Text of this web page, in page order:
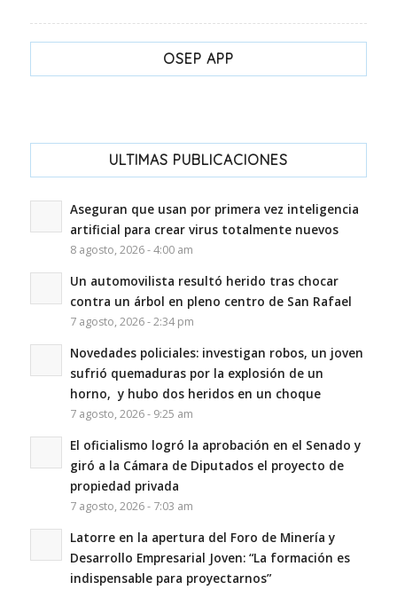
OSEP APP
ULTIMAS PUBLICACIONES
Aseguran que usan por primera vez inteligencia
artificial para crear virus totalmente nuevos
8 agosto, 2026 - 4:00 am
Un automovilista resultó herido tras chocar
contra un árbol en pleno centro de San Rafael
7 agosto, 2026 - 2:34 pm
Novedades policiales: investigan robos, un joven
sufrió quemaduras por la explosión de un
horno, y hubo dos heridos en un choque
7 agosto, 2026 - 9:25 am
El oficialismo logró la aprobación en el Senado y
giró a la Cámara de Diputados el proyecto de
propiedad privada
7 agosto, 2026 - 7:03 am
Latorre en la apertura del Foro de Minería y
Desarrollo Empresarial Joven: “La formación es
indispensable para proyectarnos”